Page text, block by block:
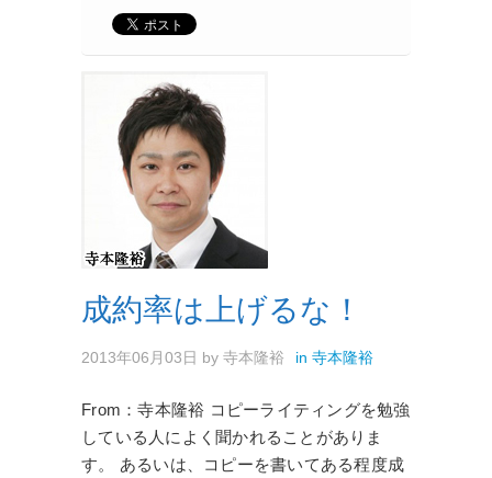
成約率は上げるな！
2013年06月03日 by 寺本隆裕 in 寺本隆裕
From：寺本隆裕 コピーライティングを勉強
している人によく聞かれることがありま
す。 あるいは、コピーを書いてある程度成